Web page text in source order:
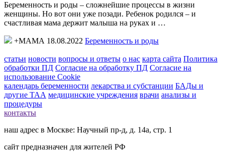
Беременность и роды – сложнейшие процессы в жизни
женщины. Но вот они уже позади. Ребенок родился – и
счастливая мама держит малыша на руках и …
+МАМА 18.08.2022 Беременность и роды
статьи новости вопросы и ответы о нас карта сайта Политика
обработки ПД Согласие на обработку ПД Согласие на
использование Cookie
календарь беременности лекарства и субстанции БАДы и
другие ТАА медицинские учреждения врачи анализы и
процедуры
контакты
наш адрес в Москве: Научный пр-д, д. 14а, стр. 1
сайт предназначен для жителей РФ